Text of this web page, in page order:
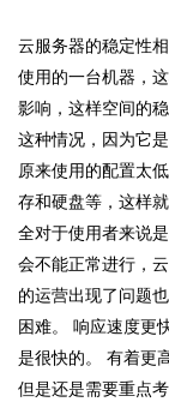
云服务器的稳定性
使用的一台机器，
影响，这样空间的
这种情况，因为它
原来使用的配置太
存和硬盘等，这样
全对于使用者来说
会不能正常进行，
的运营出现了问题
困难。 响应速度更
是很快的。 有着更
但是还是需要重点